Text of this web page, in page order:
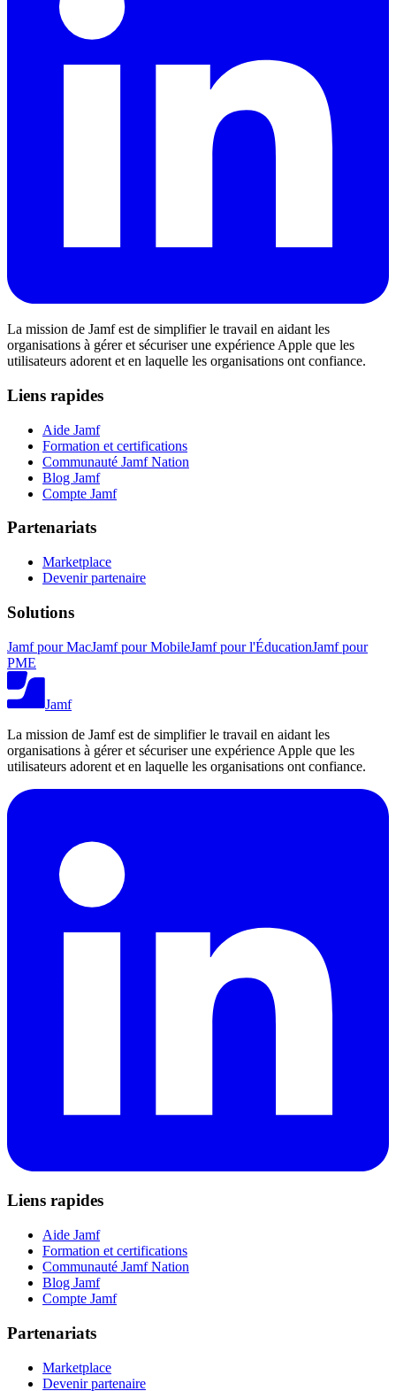
La mission de Jamf est de simplifier le travail en aidant les
organisations à gérer et sécuriser une expérience Apple que les
utilisateurs adorent et en laquelle les organisations ont confiance.
Liens rapides
Aide Jamf
Formation et certifications
Communauté Jamf Nation
Blog Jamf
Compte Jamf
Partenariats
Marketplace
Devenir partenaire
Solutions
Jamf pour MacJamf pour MobileJamf pour l'ÉducationJamf pour
PME
Jamf
La mission de Jamf est de simplifier le travail en aidant les
organisations à gérer et sécuriser une expérience Apple que les
utilisateurs adorent et en laquelle les organisations ont confiance.
Liens rapides
Aide Jamf
Formation et certifications
Communauté Jamf Nation
Blog Jamf
Compte Jamf
Partenariats
Marketplace
Devenir partenaire